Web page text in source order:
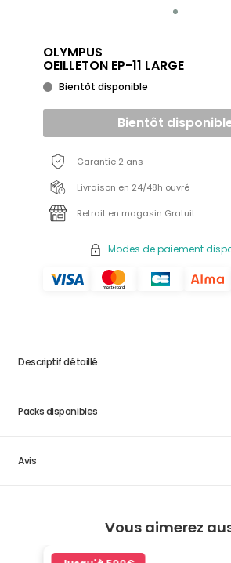
OLYMPUS
OEILLETON EP-11 LARGE
Bientôt disponible
Bientôt
Garantie 2 ans
Livraison en 24/48h ouvré
Retrait en magasin Gratuit
Modes de paiement
Descriptif détaillé
Packs disponibles
Avis
Vous aimerez